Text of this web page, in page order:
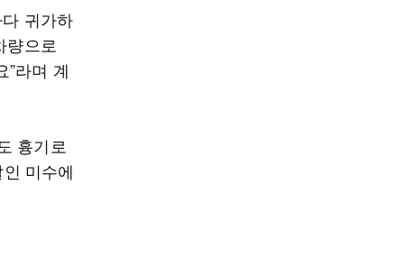
귀가하
량으로
”라며 계
흉기로
미수에